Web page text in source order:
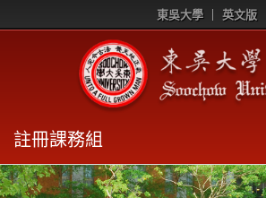
東吳大學 英文版
註冊課務組